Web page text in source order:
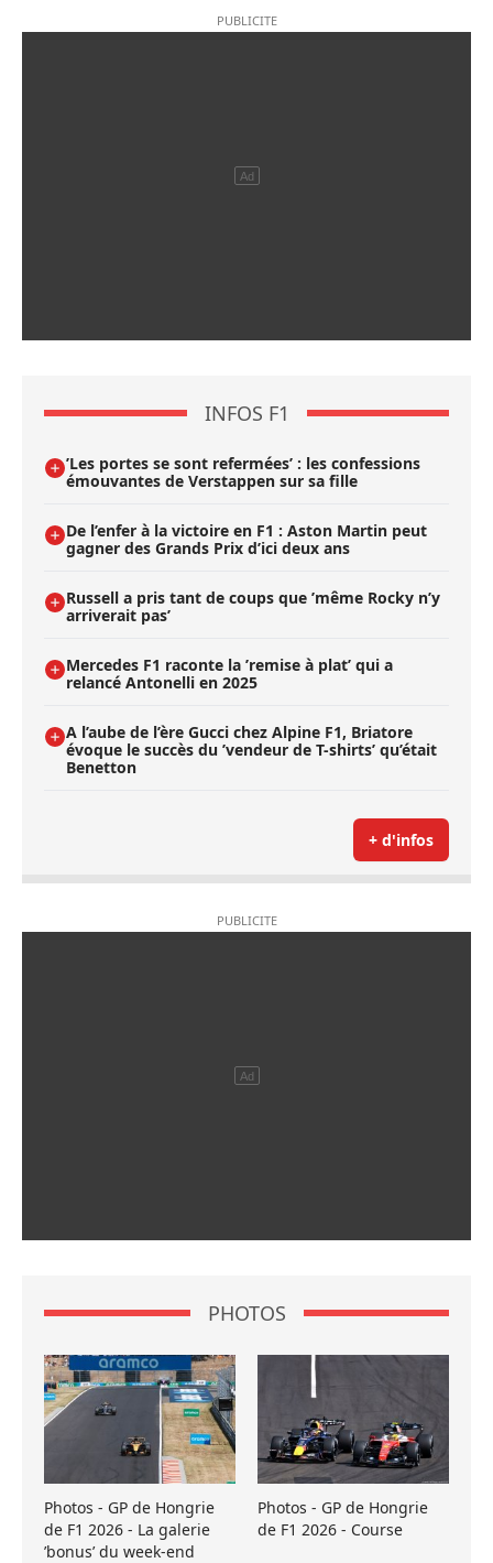
INFOS F1
’Les portes se sont refermées’ : les confessions
émouvantes de Verstappen sur sa fille
De l’enfer à la victoire en F1 : Aston Martin peut
gagner des Grands Prix d’ici deux ans
Russell a pris tant de coups que ’même Rocky n’y
arriverait pas’
Mercedes F1 raconte la ’remise à plat’ qui a
relancé Antonelli en 2025
A l’aube de l’ère Gucci chez Alpine F1, Briatore
évoque le succès du ’vendeur de T-shirts’ qu’était
Benetton
+ d'infos
PHOTOS
Photos - GP de Hongrie
de F1 2026 - La galerie
’bonus’ du week-end
Photos - GP de Hongrie
de F1 2026 - Course